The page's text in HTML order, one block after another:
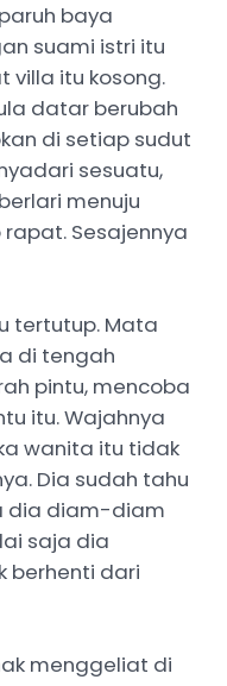
baya
suami istri itu
villa itu kosong.
datar berubah
di setiap sudut
sesuatu,
menuju
Sesajennya
tertutup. Mata
di tengah
pintu, mencoba
itu. Wajahnya
wanita itu tidak
Dia sudah tahu
dia diam-diam
saja dia
berhenti dari
menggeliat di